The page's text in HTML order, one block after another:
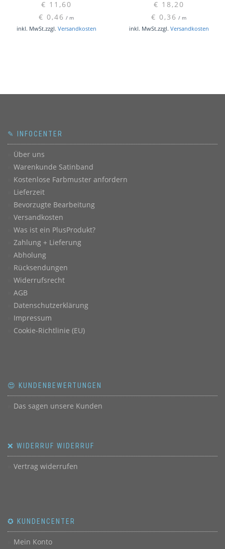
€ 11,60
€ 0,46 / m
inkl. MwSt.zzgl. Versandkosten
€ 18,20
€ 0,36 / m
inkl. MwSt.zzgl. Versandkosten
✎ INFOCENTER
Über uns
Warenkunde Satinband
Kostenlose Farbmuster anfordern
Lieferzeit
Bevorzugte Bearbeitung
Versandkosten
Was ist ein PlusProdukt?
Zahlung + Lieferung
Abholung
Rücksendungen
Widerrufsrecht
AGB
Datenschutzerklärung
Impressum
Cookie-Richtlinie (EU)
😍 KUNDENBEWERTUNGEN
Das sagen unsere Kunden
❌ WIDERRUF WIDERRUF
Vertrag widerrufen
✪ KUNDENCENTER
Mein Konto